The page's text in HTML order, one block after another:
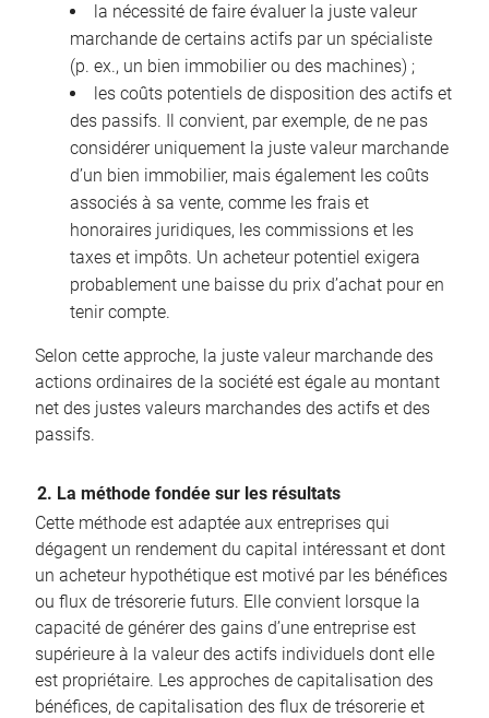
la nécessité de faire évaluer la juste valeur
marchande de certains actifs par un spécialiste
(p. ex., un bien immobilier ou des machines) ;
les coûts potentiels de disposition des actifs et
des passifs. Il convient, par exemple, de ne pas
considérer uniquement la juste valeur marchande
d’un bien immobilier, mais également les coûts
associés à sa vente, comme les frais et
honoraires juridiques, les commissions et les
taxes et impôts. Un acheteur potentiel exigera
probablement une baisse du prix d’achat pour en
tenir compte.
Selon cette approche, la juste valeur marchande des
actions ordinaires de la société est égale au montant
net des justes valeurs marchandes des actifs et des
passifs.
2. La méthode fondée sur les résultats
Cette méthode est adaptée aux entreprises qui
dégagent un rendement du capital intéressant et dont
un acheteur hypothétique est motivé par les bénéfices
ou flux de trésorerie futurs. Elle convient lorsque la
capacité de générer des gains d’une entreprise est
supérieure à la valeur des actifs individuels dont elle
est propriétaire. Les approches de capitalisation des
bénéfices, de capitalisation des flux de trésorerie et